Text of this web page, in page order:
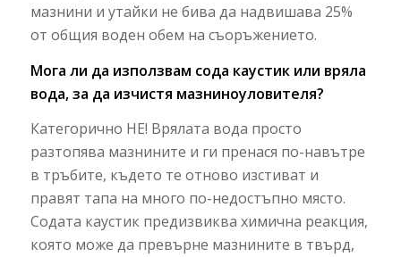
мазнини и утайки не бива да надвишава 25%
от общия воден обем на съоръжението.
Мога ли да използвам сода каустик или вряла
вода, за да изчистя мазниноуловителя?
Категорично НЕ! Врялата вода просто
разтопява мазнините и ги пренася по-навътре
в тръбите, където те отново изстиват и
правят тапа на много по-недостъпно място.
Содата каустик предизвиква химична реакция,
която може да превърне мазнините в твърд,